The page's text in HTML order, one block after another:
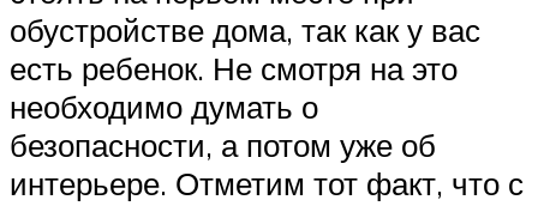
обустройстве дома, так как у вас
есть ребенок. Не смотря на это
необходимо думать о
безопасности, а потом уже об
интерьере. Отметим тот факт, что с